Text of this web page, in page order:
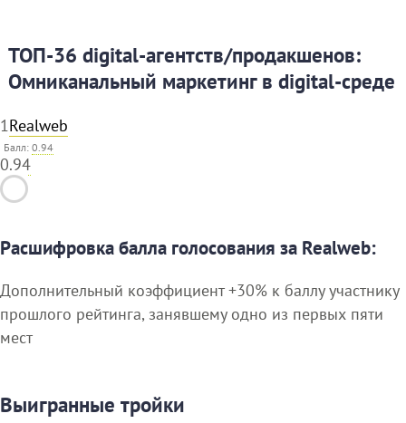
ТОП-36 digital-агентств/продакшенов:
Омниканальный маркетинг в digital-среде
1Realweb
Балл:0.94
0.94
Расшифровка балла голосования за Realweb:
Дополнительный коэффициент +30% к баллу участнику
прошлого рейтинга, занявшему одно из первых пяти
мест
Выигранные тройки